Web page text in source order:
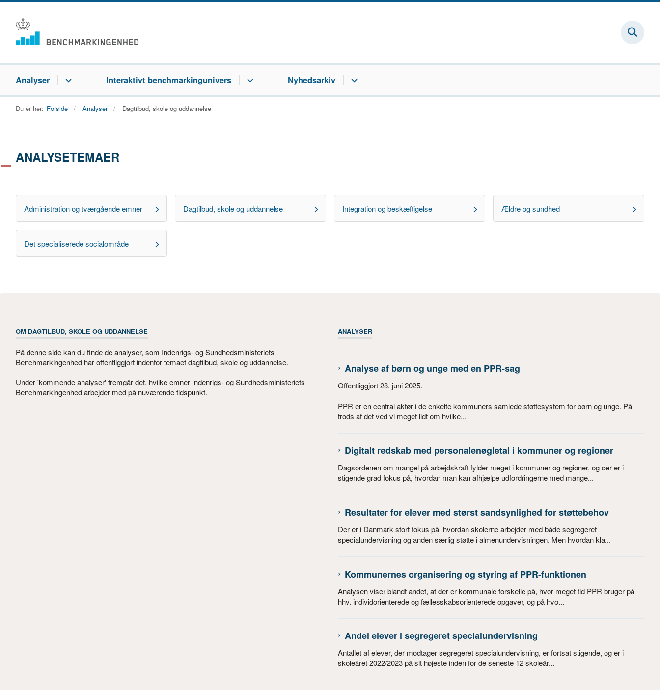
Analyser Interaktivt benchmarkingunivers Nyhedsarkiv
Du er her: Forside Analyser Dagtilbud, skole og uddannelse
ANALYSETEMAER
Administration og tværgående emner Dagtilbud, skole og uddannelse Integration og beskæftigelse Ældre og sundhed
Det specialiserede socialområde
OM DAGTILBUD, SKOLE OG UDDANNELSE
På denne side kan du finde de analyser, som Indenrigs- og Sundhedsministeriets
Benchmarkingenhed har offentliggjort indenfor temaet dagtilbud, skole og uddannelse.
Under 'kommende analyser' fremgår det, hvilke emner Indenrigs- og Sundhedsministeriets
Benchmarkingenhed arbejder med på nuværende tidspunkt.
ANALYSER
Analyse af børn og unge med en PPR-sag
Offentliggjort 28. juni 2025.
PPR er en central aktør i de enkelte kommuners samlede støttesystem for børn og unge. På
trods af det ved vi meget lidt om hvilke...
Digitalt redskab med personalenøgletal i kommuner og regioner
Dagsordenen om mangel på arbejdskraft fylder meget i kommuner og regioner, og der er i
stigende grad fokus på, hvordan man kan afhjælpe udfordringerne med mange...
Resultater for elever med størst sandsynlighed for støttebehov
Der er i Danmark stort fokus på, hvordan skolerne arbejder med både segregeret
specialundervisning og anden særlig støtte i almenundervisningen. Men hvordan kla...
Kommunernes organisering og styring af PPR-funktionen
Analysen viser blandt andet, at der er kommunale forskelle på, hvor meget tid PPR bruger på
hhv. individorienterede og fællesskabsorienterede opgaver, og på hvo...
Andel elever i segregeret specialundervisning
Antallet af elever, der modtager segregeret specialundervisning, er fortsat stigende, og er i
skoleåret 2022/2023 på sit højeste inden for de seneste 12 skoleår...